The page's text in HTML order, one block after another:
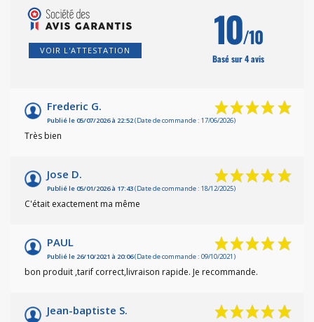
VOIR L'ATTESTATION 10/10
Basé sur 4 avis
Frederic G.
Publié le 05/07/2026 à 22:52(Date de commande : 17/06/2026)
Très bien
Jose D.
Publié le 05/01/2026 à 17:43(Date de commande : 18/12/2025)
C'était exactement ma même
PAUL
Publié le 26/10/2021 à 20:06(Date de commande : 09/10/2021)
bon produit ,tarif correct,livraison rapide. Je recommande.
Jean-baptiste S.